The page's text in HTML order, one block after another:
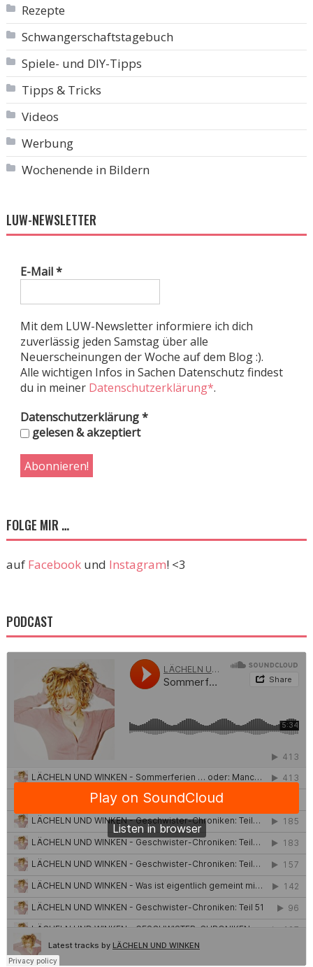
Rezepte
Schwangerschaftstagebuch
Spiele- und DIY-Tipps
Tipps & Tricks
Videos
Werbung
Wochenende in Bildern
LUW-NEWSLETTER
E-Mail*
Mit dem LUW-Newsletter informiere ich dich
zuverlässig jeden Samstag über alle
Neuerscheinungen der Woche auf dem Blog :).
Alle wichtigen Infos in Sachen Datenschutz findest
du in meiner Datenschutzerklärung*.
Datenschutzerklärung*
gelesen & akzeptiert
FOLGE MIR …
auf Facebookund Instagram! <3
PODCAST